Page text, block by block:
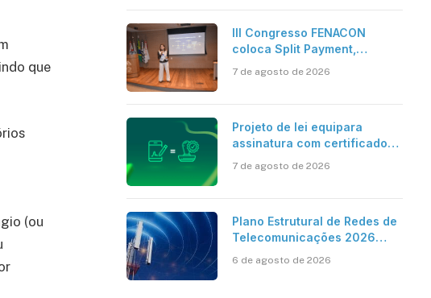
que
(ou
III Congresso FENACON
coloca Split Payment,
centro dos debates
7 de agosto de 2026
Projeto de lei equipara
assinatura com certificado
reconhecimento de firma em
7 de agosto de 2026
Plano Estrutural de Redes de
Telecomunicações 2026
móvel, mas mantém desafio
6 de agosto de 2026